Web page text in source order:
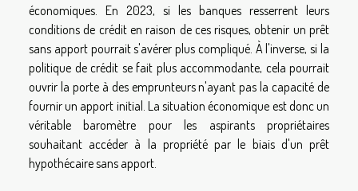
économiques. En 2023, si les banques resserrent leurs
conditions de crédit en raison de ces risques, obtenir un prêt
sans apport pourrait s'avérer plus compliqué. À l'inverse, si la
politique de crédit se fait plus accommodante, cela pourrait
ouvrir la porte à des emprunteurs n'ayant pas la capacité de
fournir un apport initial. La situation économique est donc un
véritable baromètre pour les aspirants propriétaires
souhaitant accéder à la propriété par le biais d'un prêt
hypothécaire sans apport.